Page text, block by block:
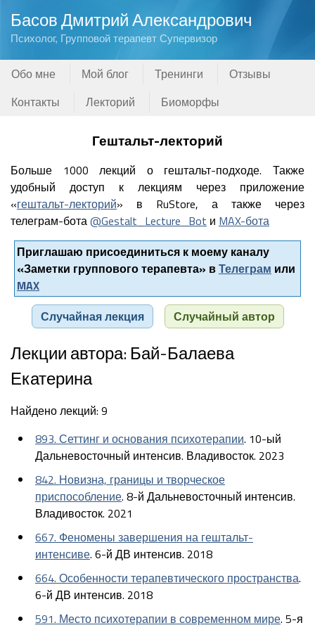
Басов Дмитрий Александрович
Психолог, Групповой терапевт Супервизор
Обо мне Мой блог Тренинги
Отзывы
Контакты
Лекторий Биоморфы
Гештальт-лекторий
Больше 1000 лекций о гештальт-подходе. Также
удобный доступ к лекциям через приложение
«гештальт-лекторий» в RuStore, а также через
телеграм-бота@Gestalt_Lecture_Bot и MAX-бота
Приглашаю присоединиться к моему каналу
«Заметки группового терапевта» вТелеграм или
MAX
Случайная лекция
Случайный автор
Лекции автора: Бай-Балаева
Екатерина
Найдено лекций: 9
893. Сеттинг и основания психотерапии. 10-ый
Дальневосточный интенсив. Владивосток. 2023
842. Новизна, границы и творческое
приспособление. 8-й Дальневосточный интенсив.
Владивосток. 2021
667. Феномены завершения на гештальт-
интенсиве. 6-й ДВ интенсив. 2018
664. Особенности терапевтического пространства.
6-й ДВ интенсив. 2018
591. Место психотерапии в современном мире. 5-я